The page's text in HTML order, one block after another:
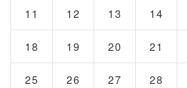
11 12 13 14
18 19 20 21
25 26 27 28